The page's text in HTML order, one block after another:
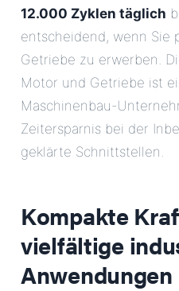
12.000 Zyklen täglich
entscheidend, wenn Sie
Getriebe zu erwerben.
Motor und Getriebe ist
Maschinenbau-
Zeitersparnis bei der
geklärte Schnittstellen.
Kompakte
vielfältige
Anwendungen